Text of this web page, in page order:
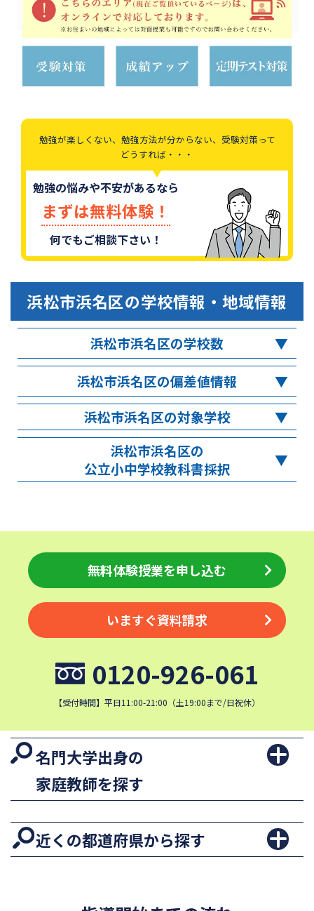
勉強が楽しくない、勉強方法が分からない、受験対策って
どうすれば・・・
勉強の悩みや不安があるなら
まずは無料体験！
何でもご相談下さい！
浜松市浜名区の学校情報・地域情報
浜松市浜名区の学校数
浜松市浜名区の偏差値情報
浜松市浜名区の対象学校
浜松市浜名区の
公立小中学校教科書採択
無料体験授業を申し込む
いますぐ資料請求
0120-926-061
【受付時間】平日11:00-21:00（土19:00まで/日祝休）
名門大学出身の
家庭教師を探す
近くの都道府県から探す